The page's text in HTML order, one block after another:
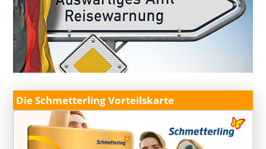
Die Schmetterling Vorteilskarte